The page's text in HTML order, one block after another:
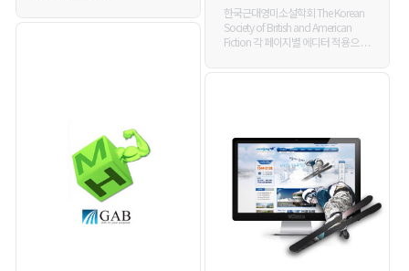
한국근대영미소설학회 The Korean
Society of British and American
Fiction 각 페이지별 에디터 적용으 . . .